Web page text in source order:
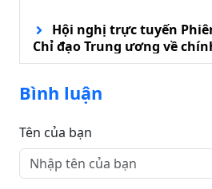
Hội nghị trực tuyến
Chỉ đạo Trung ương về
phát triển thị trường bất
Bình luận
Tên của bạn